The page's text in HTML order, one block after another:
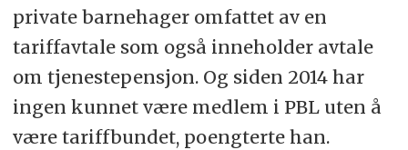
private barnehager omfattet av en
tariffavtale som også inneholder avtale
om tjenestepensjon. Og siden 2014 har
ingen kunnet være medlem i PBL uten å
være tariffbundet, poengterte han.